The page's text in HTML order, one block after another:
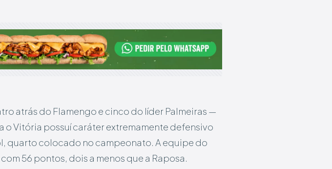
atrás do Flamengo e cinco do líder Palmeiras —
o Vitória possuí caráter extremamente defensivo
quarto colocado no campeonato. A equipe do
56 pontos, dois a menos que a Raposa.